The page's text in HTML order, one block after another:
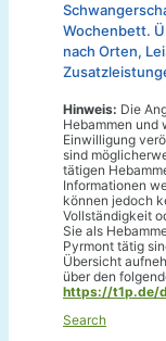
Wochenbett.
nach Orten,
Hinweis: Die
Hebammen und
Einwilligung
sind
tätigen
Informationen
können jedoch
Vollständigkeit
Sie als
Pyrmont tätig
Übersicht
über den
https://t1p.de/
Search